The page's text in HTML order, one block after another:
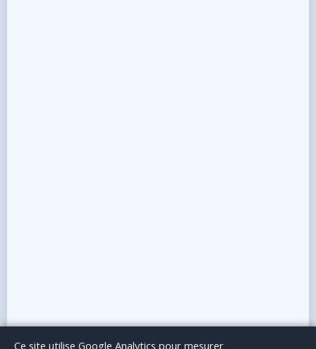
Le BlogPublicité Articles invitésMentions Légales
Ce site utilise Google Analytics pour mesurer